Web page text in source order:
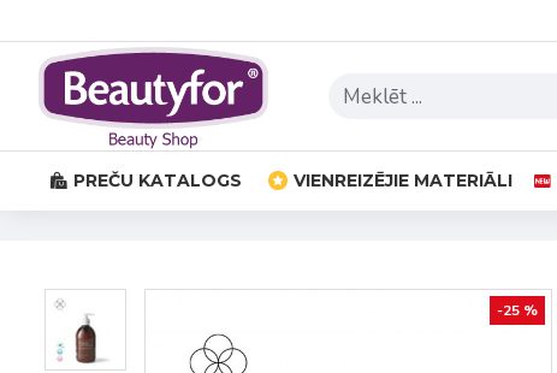
PREČU KATALOGS VIENREIZĒJIE MATERIĀLI
-25 %